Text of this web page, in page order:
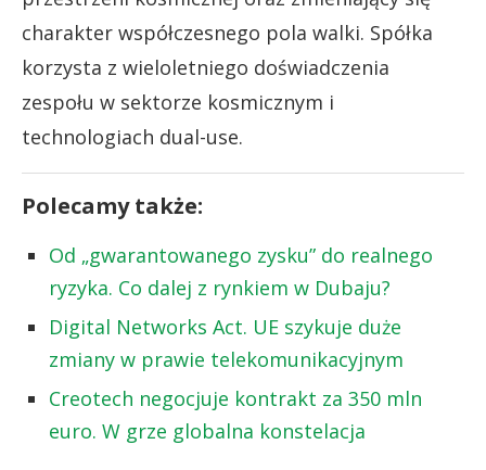
charakter współczesnego pola walki. Spółka
korzysta z wieloletniego doświadczenia
zespołu w sektorze kosmicznym i
technologiach dual-use.
Polecamy także:
Od „gwarantowanego zysku” do realnego
ryzyka. Co dalej z rynkiem w Dubaju?
Digital Networks Act. UE szykuje duże
zmiany w prawie telekomunikacyjnym
Creotech negocjuje kontrakt za 350 mln
euro. W grze globalna konstelacja